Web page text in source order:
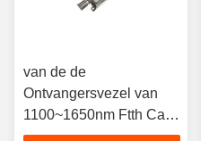
van de de
Ontvangersvezel van
1100~1650nm Ftth Catv
de Optische Optische